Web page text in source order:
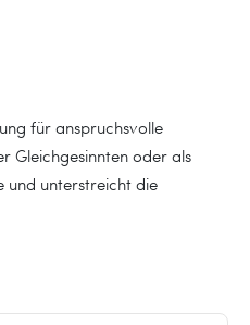
für anspruchsvolle
Gleichgesinnten oder als
und unterstreicht die